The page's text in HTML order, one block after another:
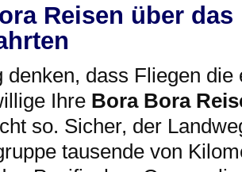
Reisen über das
denken, dass Fliegen
Ihre Bora Bora
so. Sicher, der
tausende von